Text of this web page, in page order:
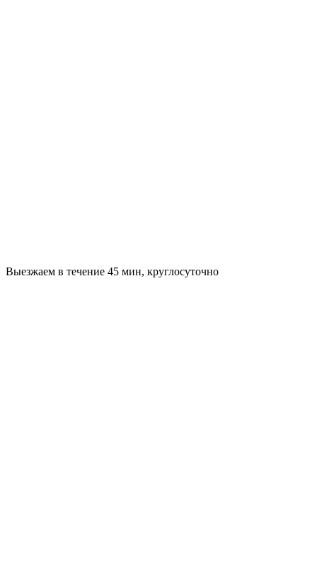
Выезжаем в течение 45 мин, круглосуточно